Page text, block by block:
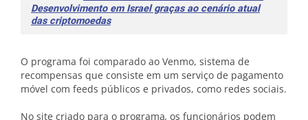
Desenvolvimento em Israel graças ao cenário atual
das criptomoedas
O programa foi comparado ao Venmo, sistema de
recompensas que consiste em um serviço de pagamento
móvel com feeds públicos e privados, como redes sociais.
No site criado para o programa, os funcionários podem